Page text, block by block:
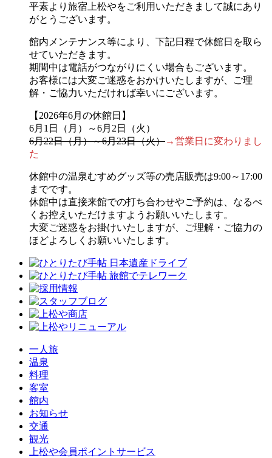
平素より旅宿上松やをご利用いただきまして誠にあり
がとうございます。
館内メンテナンス等により、下記日程で休館日を取ら
せていただきます。
期間中は電話がつながりにくい場合もございます。
お客様には大変ご迷惑をおかけいたしますが、ご理
解・ご協力いただければ幸いにございます。
【2026年6月の休館日】
6月1日（月）～6月2日（火）
6月22日（月）～6月23日（火）→営業日に変わりまし
た
休館中の温泉むすめグッズ等の売店販売は9:00～17:00
までです。
休館中は直接来館での打ち合わせやご予約は、なるべ
くお控えいただけますようお願いいたします。
大変ご迷惑をお掛けいたしますが、ご理解・ご協力の
ほどよろしくお願いいたします。
一人旅
温泉
料理
客室
館内
お知らせ
交通
観光
上松や会員ポイントサービス